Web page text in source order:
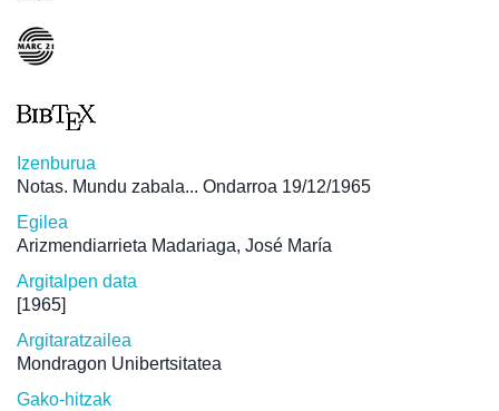
Izenburua
Notas. Mundu zabala... Ondarroa 19/12/1965
Egilea
Arizmendiarrieta Madariaga, José María
Argitalpen data
[1965]
Argitaratzailea
Mondragon Unibertsitatea
Gako-hitzak